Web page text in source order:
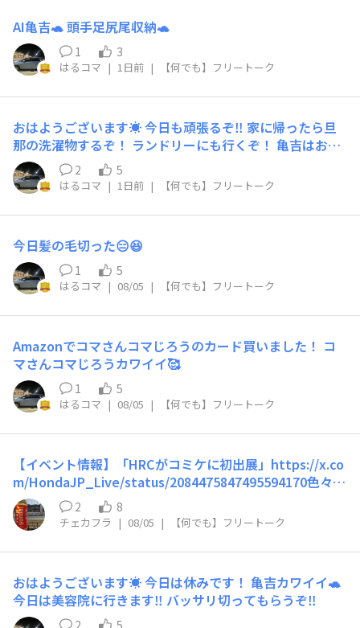
AI亀吉🐢 頭手足尻尾収納🐢
1 3
はるコマ | 1日前 | 【何でも】フリートーク
おはようございます☀️ 今日も頑張るぞ‼️ 家に帰ったら旦
那の洗濯物するぞ！ ランドリーにも行くぞ！ 亀吉はお留
守番ズラ！ 亀吉頭手足尻尾収納って言ったらメロンパン
になったズラ⁉️ マリオの亀の甲羅と同じ⁉️ コマさんコマ
じろう亀吉は車でお留守番です🚗🚙
2 5
はるコマ | 1日前 | 【何でも】フリートーク
今日髪の毛切った😑😆
1 5
はるコマ | 08/05 | 【何でも】フリートーク
Amazonでコマさんコマじろうのカード買いました！ コ
マさんコマじろうカワイイ🥰
1 5
はるコマ | 08/05 | 【何でも】フリートーク
【イベント情報】「HRCがコミケに初出展」https://x.co
m/HondaJP_Live/status/2084475847495594170色々楽
しそう。ホログラム缶バッチ欲しい。HONDA FAN SHOP
でも販売有るかなぁ。
2 8
チェカフラ | 08/05 | 【何でも】フリートーク
おはようございます☀️ 今日は休みです！ 亀吉カワイイ🐢
今日は美容院に行きます‼️ バッサリ切ってもらうぞ‼️
2 5